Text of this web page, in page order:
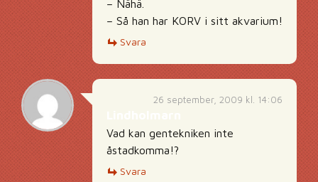
– Nähä.
– Så han har KORV i sitt akvarium!
Svara
26 september, 2009 kl. 14:06
Vad kan gentekniken inte
åstadkomma!?
Svara